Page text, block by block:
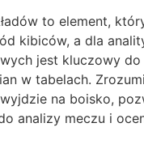
to element,
kibiców, a dla
jest kluczowy do
w tabelach.
na boisko,
analizy meczu i